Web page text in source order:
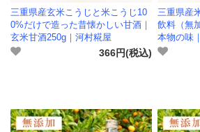
三重県産玄米こうじと米こうじ10
0%だけで造った昔懐かしい甘酒｜
玄米甘酒250g｜河村糀屋
366円(税込)
三重県産
飲料（無
本物の味